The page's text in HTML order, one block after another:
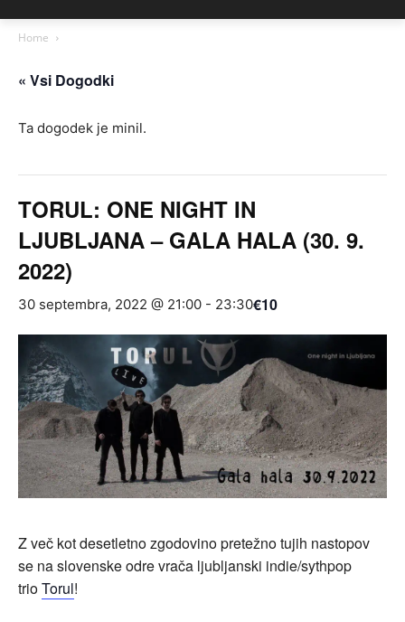
Home
« Vsi Dogodki
Ta dogodek je minil.
TORUL: ONE NIGHT IN
LJUBLJANA – GALA HALA (30. 9.
2022)
30 septembra, 2022 @ 21:00 - 23:30€10
Z več kot desetletno zgodovino pretežno tujih nastopov
se na slovenske odre vrača ljubljanski indie/sythpop
trioTorul!